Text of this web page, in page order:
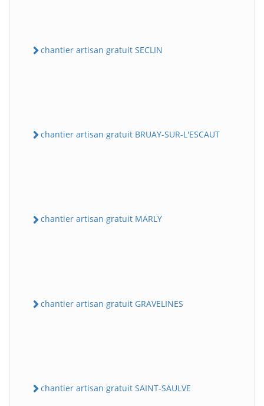
chantier artisan gratuit SECLIN
chantier artisan gratuit BRUAY-SUR-L'ESCAUT
chantier artisan gratuit MARLY
chantier artisan gratuit GRAVELINES
chantier artisan gratuit SAINT-SAULVE